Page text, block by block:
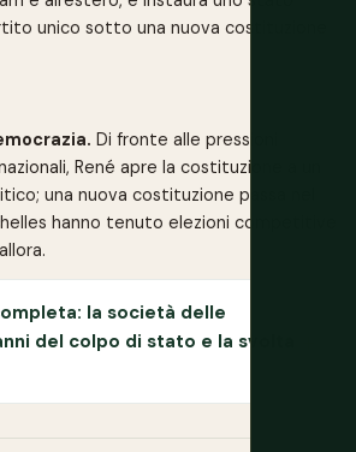
unico sotto una nuova costituzione
Di fronte alle pressioni
René apre la costituzione a un
una nuova costituzione passa nel
hanno tenuto elezioni competitive
la società delle
del colpo di stato e la svolta